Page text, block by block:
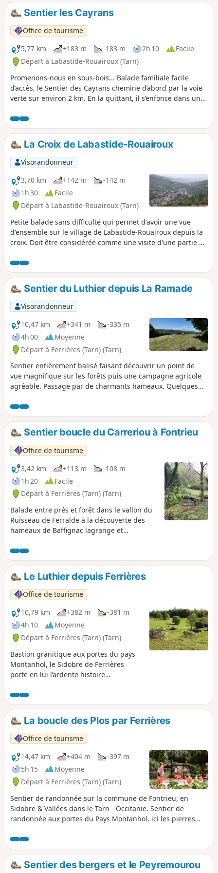
Lacaune en perspective. Puis, dans les genêts et les
bruyères de la descente du versant Sud du Pic de Nore, on
découvre le Minervois et on aperçoit les Pyrénées.
Sentier les Cayrans
Office de tourisme
5,77 km
+183 m -183 m 2h 10
Facile
Départ à Labastide-Rouairoux (Tarn)
Promenons-nous en sous-bois... Balade familiale facile
d’accès, le Sentier des Cayrans chemine d’abord par la voie
verte sur environ 2 km. En la quittant, il s’enfonce dans un
au Sud de Labastide-Rouairoux : Lafeuillade, Cantignous et
Fon Santé.
La Croix de Labastide-Rouairoux
Visorandonneur
3,70 km
+142 m
-142 m
1h 30
Facile
Départ à Labastide-Rouairoux (Tarn)
Petite balade sans difficulté qui permet d'avoir une vue
d'ensemble sur le village de Labastide-Rouairoux depuis la
croix. Doit être considérée comme une visite d'une partie du
Sentier du Luthier depuis La Ramade
Visorandonneur
10,47 km
+341 m
-335 m
4h 00
Moyenne
Départ à Ferrières (Tarn) (Tarn)
Sentier entièrement balisé faisant découvrir un point de
vue magnifique sur les forêts puis une campagne agricole
agréable. Passage par de charmants hameaux. Quelques
partie ombragé, bienvenu en été.
Sentier boucle du Carreriou à Fontrieu
Office de tourisme
3,42 km
+113 m
-108 m
1h 20
Facile
Départ à Ferrières (Tarn) (Tarn)
Balade entre prés et forêt dans le vallon du
Ruisseau de Ferralde à la découverte des
hameaux de Baffignac lagrange et
Ferrières "De la réforme à la laïcité".
Le Luthier depuis Ferrières
Office de tourisme
10,79 km
+382 m
-381 m
4h 10
Moyenne
Départ à Ferrières (Tarn) (Tarn)
Bastion granitique aux portes du pays
Montanhol, le Sidobre de Ferrières
porte en lui l’ardente histoire
et murets, les pierres racontent un
Sidobre de jadis. À Peyremourou, il
dresse ses rocs les plus sauvages.
La boucle des Plos par Ferrières
Office de tourisme
14,47 km
+404 m
-397 m
5h 15
Moyenne
Départ à Ferrières (Tarn) (Tarn)
Sentier de randonnée sur la commune de Fontrieu, en
Sidobre & Vallées dans le Tarn - Occitanie. Sentier de
randonnée aux portes du Pays Montanhol, ici les pierres
Château de Ferrières. Départ en face de l'annexe Mairie, à
la Ramade. Balade en sous-bois, champs et prairies, avec
de nombreux points de vue. Magnifiques panoramas sur les
Monts de Lacaune, le Sidobre, la Montagne Noire et les
Sentier des bergers et le Peyremourou